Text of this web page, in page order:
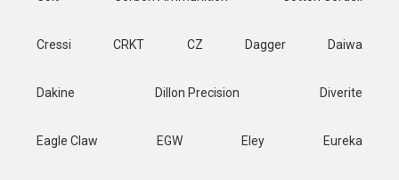
Cressi CRKT CZ Dagger Daiwa
Dakine Dillon Precision Diverite
Eagle Claw EGW Eley Eureka